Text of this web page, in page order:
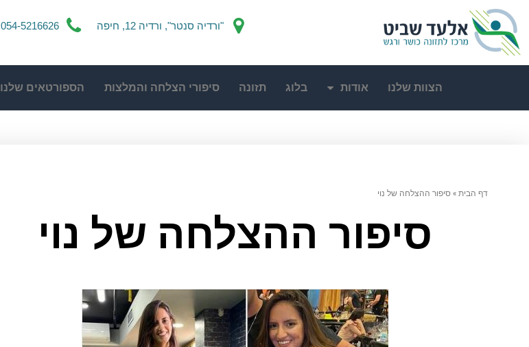
"ורדיה סנטר", ורדיה 12, חיפה 054-5216626
הצוות שלנו אודות בלוג תזונה סיפורי הצלחה והמלצות הספורטאים שלנו
דף הבית»סיפור ההצלחה של נוי
סיפור ההצלחה של נוי